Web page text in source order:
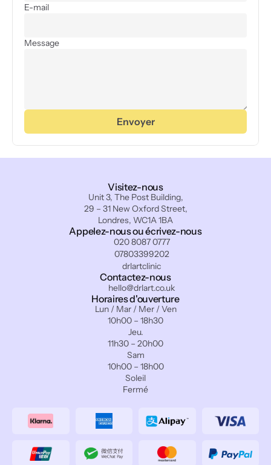
E-mail
Message
Envoyer
Visitez-nous
Unit 3, The Post Building,
29 – 31 New Oxford Street,
Londres, WC1A 1BA
Appelez-nous ou écrivez-nous
020 8087 0777
07803399202
drlartclinic
Contactez-nous
hello@drlart.co.uk
Horaires d'ouverture
Lun / Mar / Mer / Ven
10h00 – 18h30
Jeu.
11h30 – 20h00
Sam
10h00 – 18h00
Soleil
Fermé